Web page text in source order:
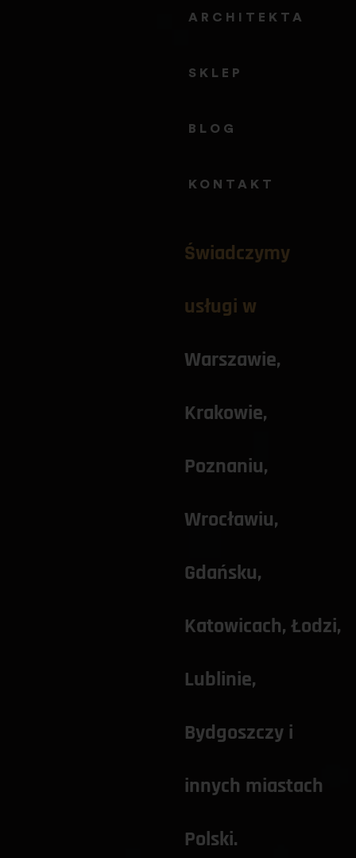
ARCHITEKTA
SKLEP
BLOG
KONTAKT
Świadczymy
usługi w
Warszawie
Krakowie
Poznaniu
Wrocławiu
Gdańsku
Katowicach, Łodzi,
Lublinie
Bydgoszczy i
innych miastach
Polski.